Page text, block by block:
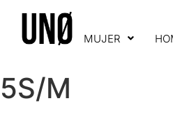
MUJER
5S/M